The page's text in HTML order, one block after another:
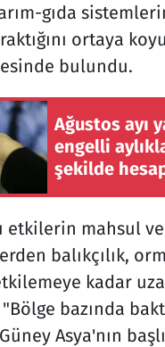
gıda
ortaya
bulundu.
Ağustos ayı
engelli
şekilde
etkilerin mahsul
balıkçılık,
kadar
bazında
Güney Asya'nın